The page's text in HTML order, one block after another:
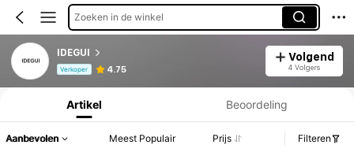
Zoeken in de winkel
IDEGUI
Verkoper 4.75
Volgend
4 Volgers
Productinformatie: Prijsopenbaring, Verkoop- en Voorraadgegevens.
Artikel Beoordeling
Aanbevolen Meest Populair Prijs Filteren